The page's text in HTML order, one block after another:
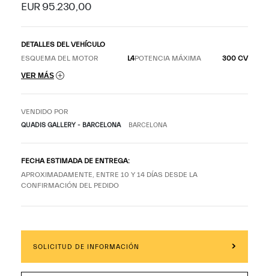
EUR 95.230,00
DETALLES DEL VEHÍCULO
ESQUEMA DEL MOTOR
L4POTENCIA MÁXIMA 300 CV
VER MÁS
VENDIDO POR
QUADIS GALLERY - BARCELONA BARCELONA
FECHA ESTIMADA DE ENTREGA:
APROXIMADAMENTE, ENTRE 10 Y 14 DÍAS DESDE LA
CONFIRMACIÓN DEL PEDIDO
SOLICITUD DE INFORMACIÓN